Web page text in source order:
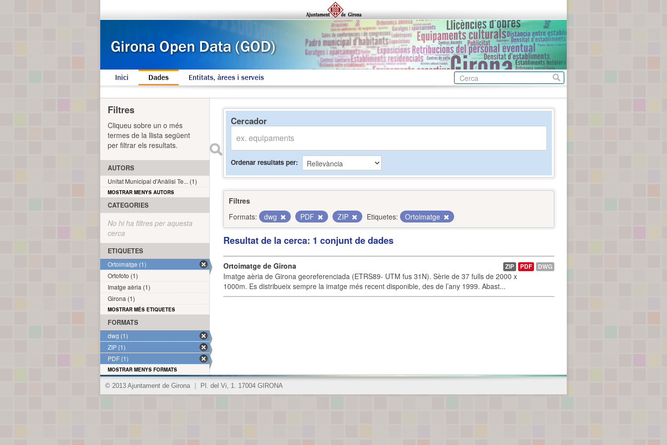
Inici Dades Entitats, àrees i serveis
Cercador
Ordenar resultats per
Filtres
Formats:
dwg PDF ZIP Etiquetes: Ortoimatge
Resultat de la cerca: 1 conjunt de dades
Ortoimatge de Girona
Imatge aèria de Girona georeferenciada (ETRS89- UTM fus 31N). Sèrie de 37 fulls de 2000 x
1000m. Es distribueix sempre la imatge més recent disponible, des de l’any 1999. Abast...
ZIP PDF DWG
Filtres
Cliqueu sobre un o més
termes de la llista següent
per filtrar els resultats.
AUTORS
Unitat Municipal d'Anàlisi Te... (1)
MOSTRAR MENYS AUTORS
CATEGORIES
No hi ha filtres per aquesta
cerca
ETIQUETES
Ortoimatge (1)
Ortofoto (1)
Imatge aèria (1)
Girona (1)
MOSTRAR MÉS ETIQUETES
FORMATS
dwg (1)
ZIP (1)
PDF (1)
MOSTRAR MENYS FORMATS
© 2013 Ajuntament de Girona Pl. del Vi, 1. 17004 GIRONA